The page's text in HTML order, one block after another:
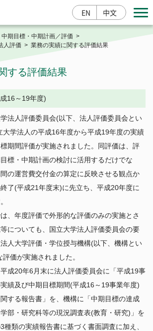
EN 中文
寄附する
研究成果情報 産学官連携
計画／評価
報保護
ス
その他
究施設等
アム
ー
授業・履修
ログラム
料等免除・奨学金）
同研究・知的財産）
中期目標・中期計画／評価
人評価
業務の実績に関する評価結果
する評価結果
16～19年度)
法人評価委員会(以下、法人評価委員会とい
大学法人の平成16年度から平成19年度の実績
期間評価が実施されました。同評価は、評
標・中期計画の検討に活用するだけでな
の運営費交付金の算定に反映させる観点か
了(平成21年度末)に先立ち、平成20年度に
、年度評価で外形的な評価のみの実施とさ
についても、国立大学法人評価委員会の要
人大学評価・学位授与機構(以下、機構とい
価が実施されました。
成20年6月末に法人評価委員会に「平成19事
績及び中期目標期間(平成16～19事業年度)
する報告書」を、機構に「中期目標の達成
部・研究科等の現況調査表(教育・研究)」を
種類の実績報告書に基づく書面調査に加え、